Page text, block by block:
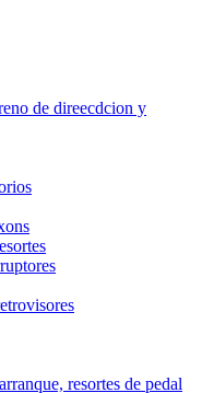
de direecdcion y
resortes de pedal